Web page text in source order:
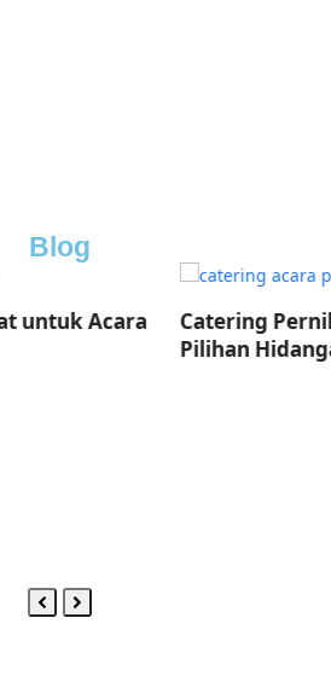
Blog
Catering Pernikahan Bali:
Pilihan Hidangan Mewah